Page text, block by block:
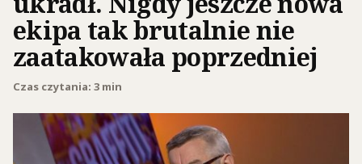
ekipa tak brutalnie nie
zaatakowała poprzedniej
Czas czytania: 3 min